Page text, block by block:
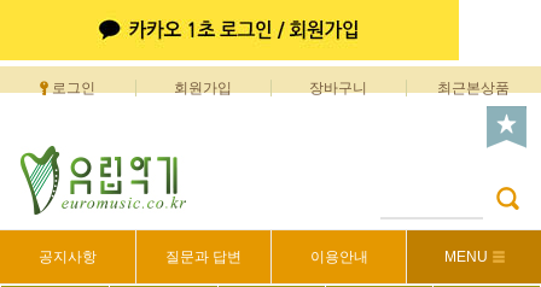
로그인 회원가입 장바구니 최근본상품
공지사항 질문과 답변 이용안내 MENU